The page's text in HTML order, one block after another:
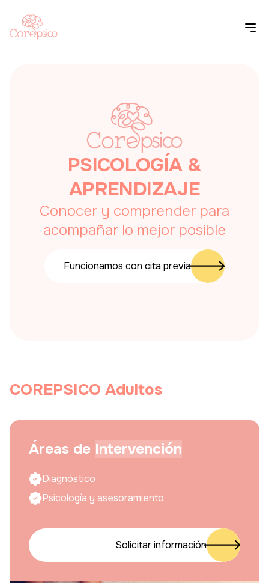
PSICOLOGÍA &
APRENDIZAJE
Conocer y comprender para
acompañar lo mejor posible
Funcionamos con cita previa
COREPSICO Adultos
Áreas de Intervención
Diagnóstico
Psicología y asesoramiento
Solicitar información